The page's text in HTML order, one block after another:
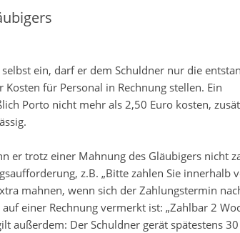
ein, darf er dem Schuldner nur die
für Personal in Rechnung stellen. Ein
Porto nicht mehr als 2,50 Euro kosten,
er trotz einer Mahnung des Gläubigers nicht
z.B. „Bitte zahlen Sie innerhalb
mahnen, wenn sich der Zahlungstermin
einer Rechnung vermerkt ist: „Zahlbar 2
außerdem: Der Schuldner gerät spätestens 30